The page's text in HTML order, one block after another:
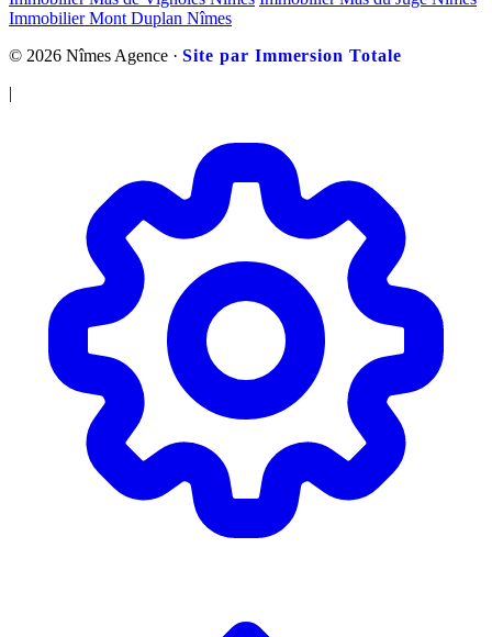
Immobilier Mont Duplan Nîmes
© 2026 Nîmes Agence · Site par Immersion Totale
|